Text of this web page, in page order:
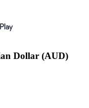
Dollar (AUD)